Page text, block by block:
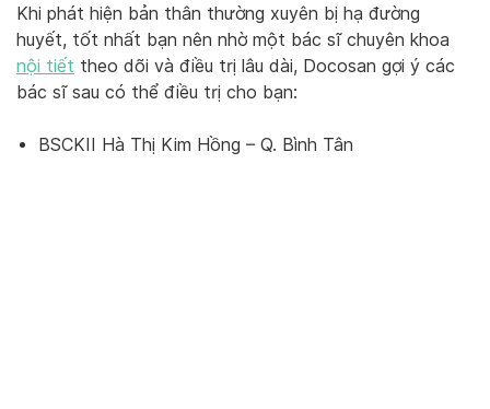
Khi phát hiện bản thân thường xuyên bị hạ đường
huyết, tốt nhất bạn nên nhờ một bác sĩ chuyên khoa
nội tiết theo dõi và điều trị lâu dài, Docosan gợi ý các
bác sĩ sau có thể điều trị cho bạn:
BSCKII Hà Thị Kim Hồng – Q. Bình Tân